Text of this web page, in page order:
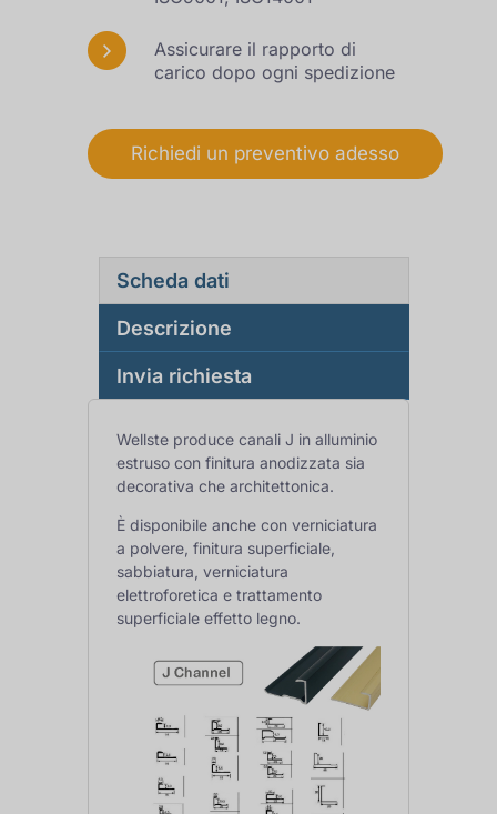
Assicurare il rapporto di
carico dopo ogni spedizione
Richiedi un preventivo adesso
Scheda dati
Descrizione
Invia richiesta
Wellste produce canali J in alluminio
estruso con finitura anodizzata sia
decorativa che architettonica.
È disponibile anche con verniciatura
a polvere, finitura superficiale,
sabbiatura, verniciatura
elettroforetica e trattamento
superficiale effetto legno.